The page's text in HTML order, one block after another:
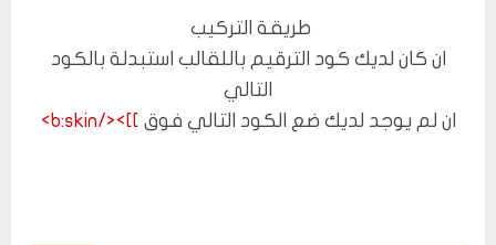
طريقة التركيب
ان كان لديك كود الترقيم باللقالب استبدلة بالكود
التالي
ان لم يوجد لديك ضع الكود التالي فوق ]]></b:skin>